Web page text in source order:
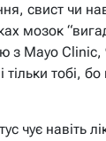
свист чи
мозок
з Mayo Clinic,
тільки тобі,
чує навіть